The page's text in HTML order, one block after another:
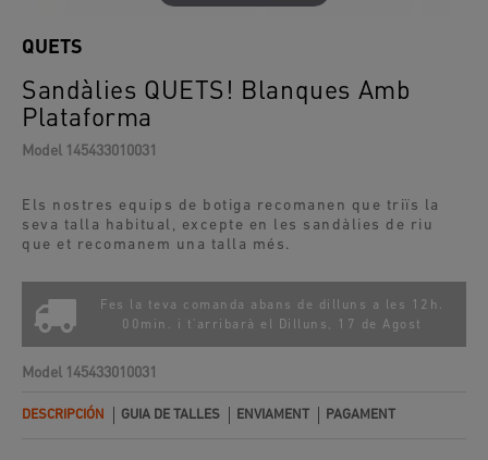
Sandàlies QUETS! Blanques Amb
Plataforma
QUETS
Model 145433010031
Els nostres equips de botiga recomanen que triïs la
seva talla habitual, excepte en les sandàlies de riu
que et recomanem una talla més.
Fes la teva comanda abans de dilluns a les 12h.
00min. i t'arribarà el
Dilluns, 17 de Agost
Model 145433010031
DESCRIPCIÓN GUIA DE TALLES ENVIAMENT PAGAMENT